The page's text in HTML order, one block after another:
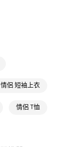
情侶 短袖上衣
情侶 T恤